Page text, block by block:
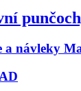
a návleky